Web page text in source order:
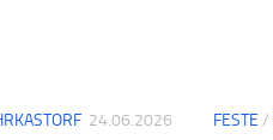
24.06.2026 FESTE /